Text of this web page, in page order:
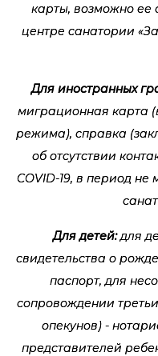
карты, возможно
центре санатории
Для иностранных
миграционная карта
режима), справка
об отсутствии
COVID-19, в период не
Для детей:для
свидетельства о
паспорт, для
сопровождении
опекунов) -
представителей